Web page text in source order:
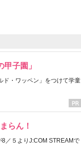
子園」
ド・ワッペン」をつけて学童
らん！
／５よりJ:COM STREAMで